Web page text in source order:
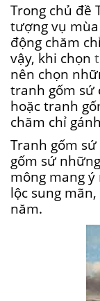
Trong chủ đề
tượng vụ
động chăm
vậy, khi chọn
nên chọn
tranh gốm sứ
hoặc tranh
chăm chỉ
Tranh gốm
gốm sứ
mông mang
lộc sung
năm.